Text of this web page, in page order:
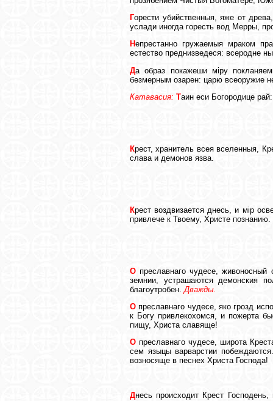
Горести убийственныя, яже от
услади иногда горесть вод Мерры,
Непрестанно гружаемыя мраком
естество преднизведеся: всеродне
Да образ покажеши мiру
безмерным озарен: царю всеоружие
Катавасия: Таин еси Богородице
Крест, хранитель всея вселенныя,
слава и демонов язва.
Крест воздвизается днесь, и мiр
привлече к Твоему, Христе
О преславнаго чудесе,
земнии, устрашаются демонския
благоутробен. Дважды.
О преславнаго чудесе, яко грозд
к Богу привлекохомся, и пожерта
пищу, Христа славяще!
О преславнаго чудесе, широта
сем языцы варварстии
возносяще в песнех Христа Господа!
Днесь происходит Крест